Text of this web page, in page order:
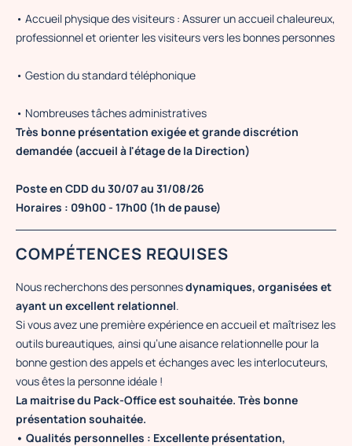
• Accueil physique des visiteurs : Assurer un accueil chaleureux,
professionnel et orienter les visiteurs vers les bonnes personnes
• Gestion du standard téléphonique
• Nombreuses tâches administratives
Très bonne présentation exigée et grande discrétion
demandée (accueil à l'étage de la Direction)
Poste en CDD du 30/07 au 31/08/26
Horaires : 09h00 - 17h00 (1h de pause)
COMPÉTENCES REQUISES
Nous recherchons des personnesdynamiques, organisées et
ayant un excellent relationnel.
Si vous avez une première expérience en accueil et maîtrisez les
outils bureautiques, ainsi qu’une aisance relationnelle pour la
bonne gestion des appels et échanges avec les interlocuteurs,
vous êtes la personne idéale !
La maitrise du Pack-Office est souhaitée. Très bonne
présentation souhaitée.
• Qualités personnelles : Excellente présentation,